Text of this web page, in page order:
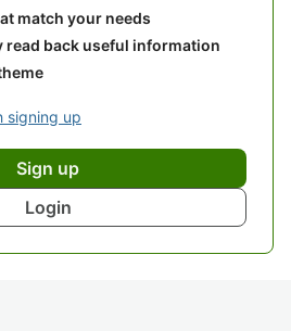
match your needs
read back useful information
signing up
Sign up
Login